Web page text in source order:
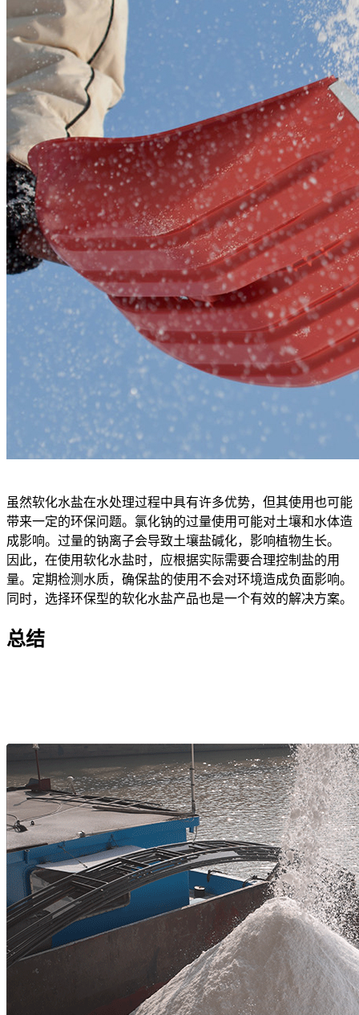
虽然软化水盐在水处理过程中具有许多优势，但其使用也可能
带来一定的环保问题。氯化钠的过量使用可能对土壤和水体造
成影响。过量的钠离子会导致土壤盐碱化，影响植物生长。
因此，在使用软化水盐时，应根据实际需要合理控制盐的用
量。定期检测水质，确保盐的使用不会对环境造成负面影响。
同时，选择环保型的软化水盐产品也是一个有效的解决方案。
总结